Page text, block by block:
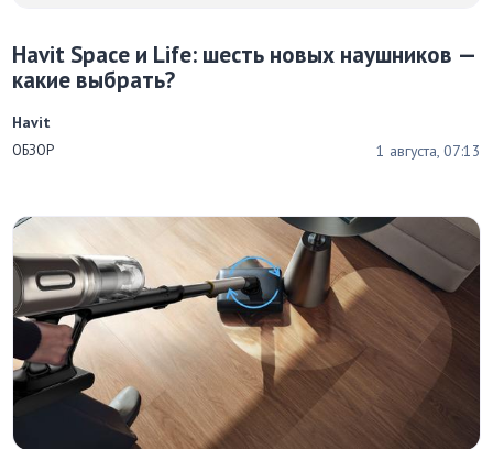
Havit Space и Life: шесть новых наушников —
какие выбрать?
ОБЗОР 1 августа, 07:13
Havit